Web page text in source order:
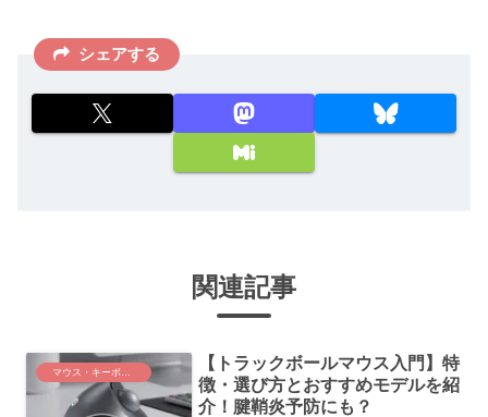
シェアする
関連記事
【トラックボールマウス入門】特
徴・選び方とおすすめモデルを紹
介！腱鞘炎予防にも？